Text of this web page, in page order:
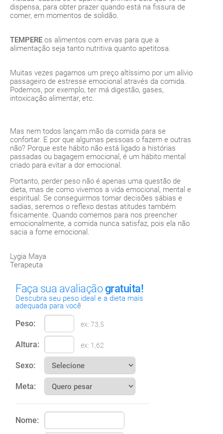
dispensa, para obter prazer quando está na fissura de
comer, em momentos de solidão.
TEMPERE os alimentos com ervas para que a
alimentação seja tanto nutritiva quanto apetitosa.
Muitas vezes pagamos um preço altíssimo por um alívio
passageiro de estresse emocional através da comida.
Podemos, por exemplo, ter má digestão, gases,
intoxicação alimentar, etc.
Mas nem todos lançam mão da comida para se
confortar. E por que algumas pessoas o fazem e outras
não? Porque este hábito não está ligado a histórias
passadas ou bagagem emocional, é um hábito mental
criado para evitar a dor emocional.
Portanto, perder peso não é apenas uma questão de
dieta, mas de como vivemos a vida emocional, mental e
espiritual. Se conseguirmos tomar decisões sábias e
sadias, seremos o reflexo destas atitudes também
fisicamente. Quando comemos para nos preencher
emocionalmente, a comida nunca satisfaz, pois ela não
sacia a fome emocional.
Lygia Maya
Terapeuta
Faça sua avaliação gratuita!
Descubra seu peso ideal e a dieta mais
adequada para você
Peso: ex: 73,5
Altura: ex: 1,62
Sexo:
Meta:
Nome: